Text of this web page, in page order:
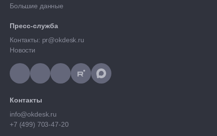
Большие данные
Пресс-служба
Контакты: pr@okdesk.ru
Новости
Контакты
info@okdesk.ru
+7 (499) 703-47-20